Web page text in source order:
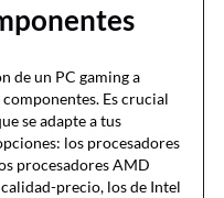
de un PC gaming a
Es crucial
se adapte a tus
los procesadores
procesadores AMD
precio, los de Intel